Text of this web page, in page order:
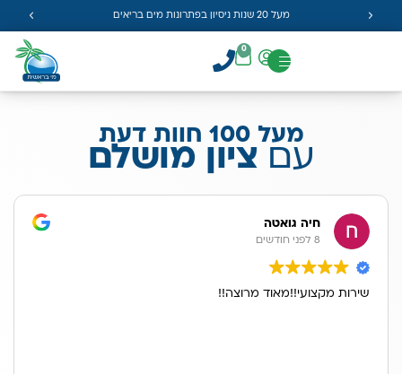
מעל 20 שנות ניסיון בפתרונות מים בריאים
0
מעל 100 חוות דעת
עםציון מושלם
חיה גואטה
8 לפני חודשים
שירות מקצועי!!מאוד מרוצה!!